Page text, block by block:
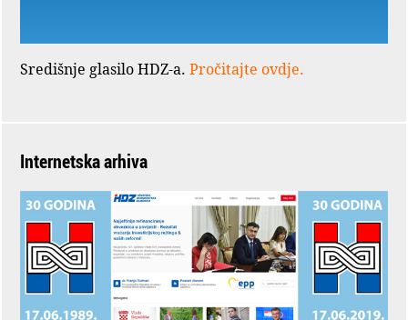
Središnje glasilo HDZ-a. Pročitajte ovdje.
Internetska arhiva